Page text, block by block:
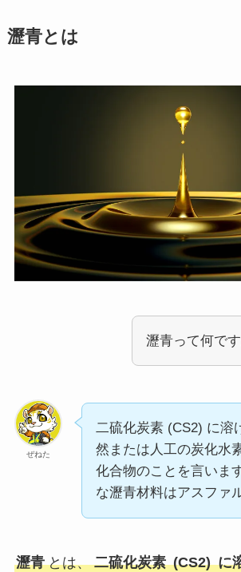
瀝青とは
瀝青って何で
ぜねた
二硫化炭素 (CS2) に溶
然または人工の炭化水
化合物のことを言いま
な瀝青材料はアスファ
瀝青 とは、 二硫化炭素 (CS2) に